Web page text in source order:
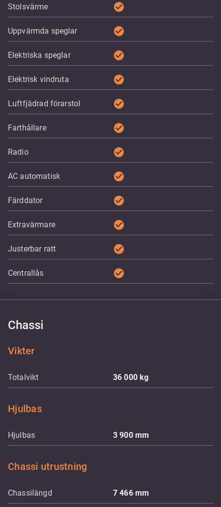
Stolsvärme check_circle
Uppvärmda speglar check_circle
Elektriska speglar check_circle
Elektrisk vindruta check_circle
Luftfjädrad förarstol check_circle
Farthållare check_circle
Radio check_circle
AC automatisk check_circle
Färddator check_circle
Extravärmare check_circle
Justerbar ratt check_circle
Centrallås check_circle
Chassi
Vikter
Totalvikt 36 000kg
Hjulbas
Hjulbas 3 900 mm
Chassi utrustning
Chassilängd 7 466 mm